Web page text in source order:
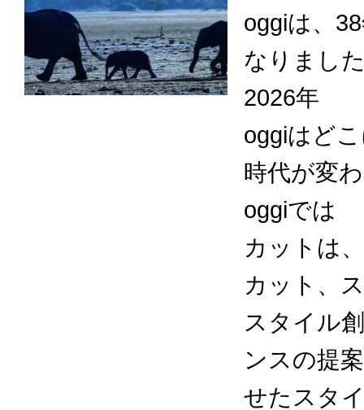
oggiは、
なりまし
2026年
oggiはど
時代が変
oggiでは
カットは
カット、
スタイル
ンスの提
せたスタ